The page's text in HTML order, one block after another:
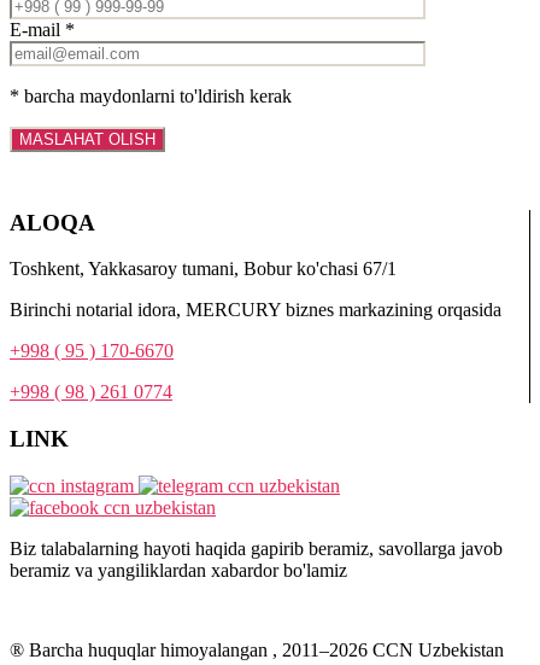
E-mail *
* barcha maydonlarni to'ldirish kerak
ALOQA
Toshkent, Yakkasaroy tumani, Bobur ko'chasi 67/1
Birinchi notarial idora, MERCURY biznes markazining orqasida
+998 ( 95 ) 170-6670
+998 ( 98 ) 261 0774
LINK
Biz talabalarning hayoti haqida gapirib beramiz, savollarga javob
beramiz va yangiliklardan xabardor bo'lamiz
® Barcha huquqlar himoyalangan , 2011–2026 CCN Uzbekistan